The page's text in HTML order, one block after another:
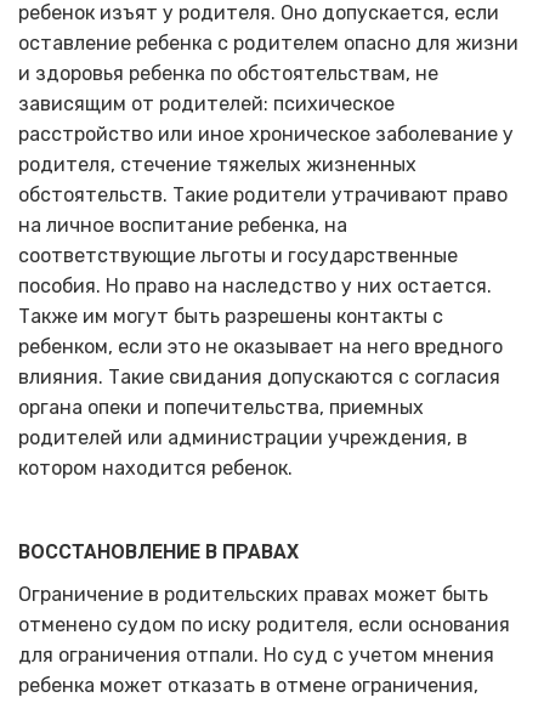
ребенок изъят у родителя. Оно допускается, если
оставление ребенка с родителем опасно для жизни
и здоровья ребенка по обстоятельствам, не
зависящим от родителей: психическое
расстройство или иное хроническое заболевание у
родителя, стечение тяжелых жизненных
обстоятельств. Такие родители утрачивают право
на личное воспитание ребенка, на
соответствующие льготы и государственные
пособия. Но право на наследство у них остается.
Также им могут быть разрешены контакты с
ребенком, если это не оказывает на него вредного
влияния. Такие свидания допускаются с согласия
органа опеки и попечительства, приемных
родителей или администрации учреждения, в
котором находится ребенок.
ВОССТАНОВЛЕНИЕ В ПРАВАХ
Ограничение в родительских правах может быть
отменено судом по иску родителя, если основания
для ограничения отпали. Но суд с учетом мнения
ребенка может отказать в отмене ограничения,